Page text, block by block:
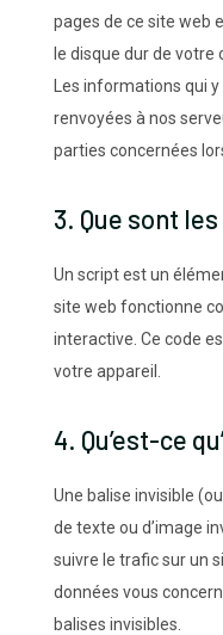
pages de ce site web
le disque dur de votre
Les informations qui
renvoyées à nos
parties concernées
3. Que sont
Un script est un
site web fonctionne
interactive. Ce code
votre appareil.
4. Qu’est-ce
Une balise invisible
de texte ou d’image
suivre le trafic sur un
données vous
balises invisibles.